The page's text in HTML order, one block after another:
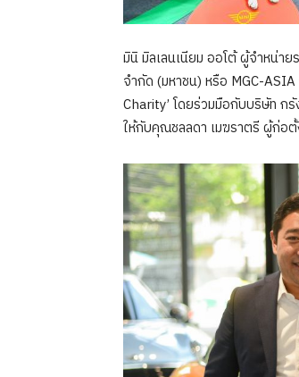
มินิ มิลเลนเนียม ออโต้ ผู้จำหน่า
จำกัด (มหาชน) หรือ MGC-
Charity’ โดยร่วมมือกับบริษัท ก
ให้กับคุณชลลดา เมฆราตรี ผู้ก่อ